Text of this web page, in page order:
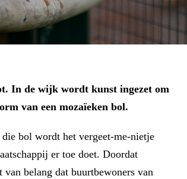
In de wijk wordt kunst ingezet om
van een mozaïeken bol.
bol wordt het vergeet-me-nietje
er toe doet. Doordat
belang dat buurtbewoners van